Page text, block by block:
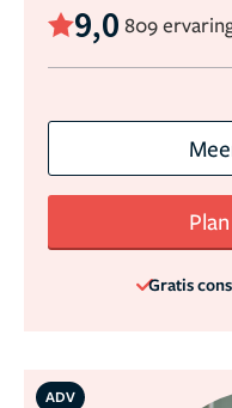
9,0 809
Gratis
ADV